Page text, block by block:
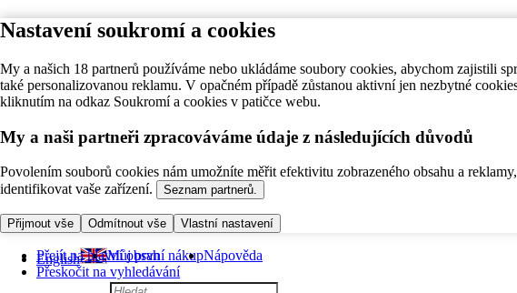
Nastavení soukromí a cookies
My a našich 18 partnerů používáme nebo ukládáme soubory cookies, abychom zajistili
také personalizovanou reklamu. V opačném případě zůstanou aktivní jen nezbytné
kliknutím na odkaz Soukromí a cookies v patičce webu.
My a naši partneři zpracováváme údaje z následujících důvodů
Povolením souborů cookies nám umožníte měřit efektivitu zobrazeného obsahu a
identifikovat vaše zařízení.
Seznam partnerů.
Přijmout vše Odmítnout vše Vlastní nastavení
Přejít na hlavní obsah
Přeskočit na vyhledávání
English Můj první nákupNápověda